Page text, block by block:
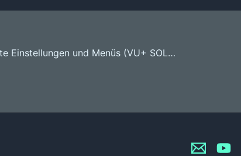
OPENPLi 4 erweiterte Einstellungen und Menüs (VU+ SOLO2) | Deutsch